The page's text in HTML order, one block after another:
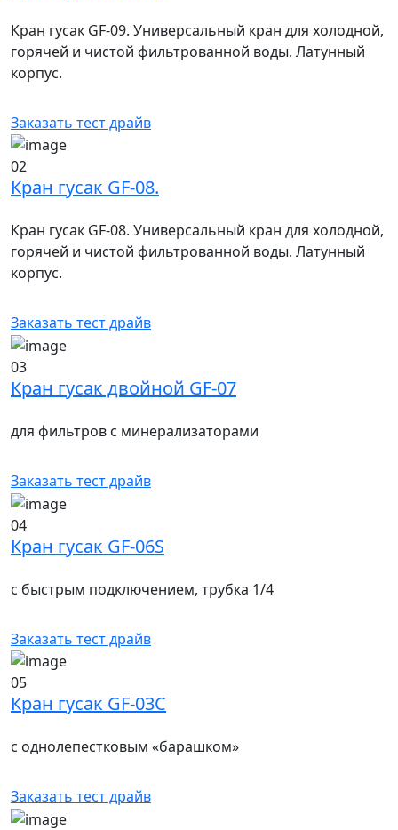
Кран гусак GF-09. Универсальный кран для холодной,
горячей и чистой фильтрованной воды. Латунный
корпус.
Заказать тест драйв
02
Кран гусак GF-08.
Кран гусак GF-08. Универсальный кран для холодной,
горячей и чистой фильтрованной воды. Латунный
корпус.
Заказать тест драйв
03
Кран гусак двойной GF-07
для фильтров с минерализаторами
Заказать тест драйв
04
Кран гусак GF-06S
с быстрым подключением, трубка 1/4
Заказать тест драйв
05
Кран гусак GF-03C
с однолепестковым «барашком»
Заказать тест драйв